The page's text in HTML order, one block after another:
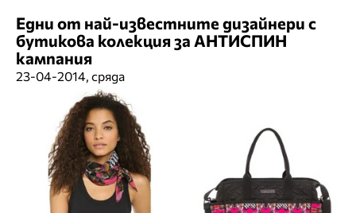
Едни от най-известните дизайнери с
бутикова колекция за АНТИСПИН
кампания
23-04-2014, сряда